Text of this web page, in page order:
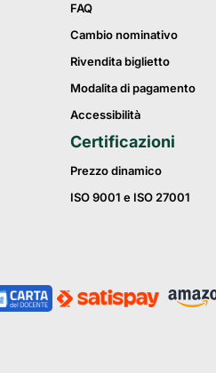
FAQ
Cambio nominativo
Rivendita biglietto
Modalita di pagamento
Accessibilità
Certificazioni
Prezzo dinamico
ISO 9001 e ISO 27001